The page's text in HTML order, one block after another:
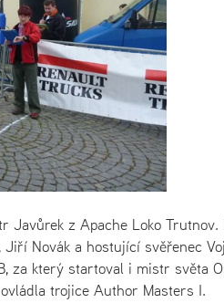
z Apache Loko
Novák a hostující svěřenec
za který startoval i mistr světa
trojice Author Masters I.